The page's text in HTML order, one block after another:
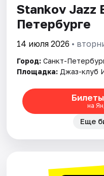
Города
Площадки
Рейтинги
Stankov Jazz
Петербурге
14 июля 2026 •
Город: Санкт-
Площадка: Джаз-клуб
на
Еще